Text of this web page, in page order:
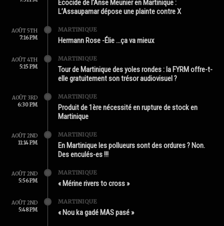
Écocide de l’Anse Meunier en Martinique :
L’Assaupamar dépose une plainte contre X
AOÛT 5TH
7:16 PM
MARTINIQUE
Hermann Rose -Élie …ça va mieux
AOÛT 4TH
5:15 PM
MARTINIQUE
Tour de Martinique des yoles rondes : la FYRM offre-t-
elle gratuitement son trésor audiovisuel ?
AOÛT 3RD
6:30 PM
MARTINIQUE
Produit de 1ère nécessité en rupture de stock en
Martinique
AOÛT 2ND
11:14 PM
MARTINIQUE
En Martinique les pollueurs sont des ordures ? Non.
Des enculés-es !!!
AOÛT 2ND
5:56 PM
MARTINIQUE
« Mérine rivers to cross »
AOÛT 2ND
5:48 PM
MARTINIQUE
« Nou ka gadé MAS pasé »